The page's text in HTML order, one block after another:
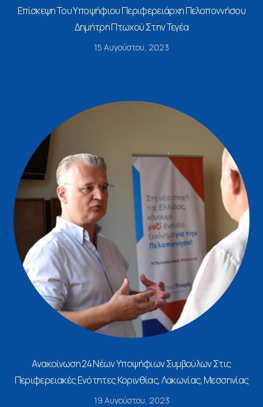
Επίσκεψη Του Υποψήφιου Περιφερειάρχη Πελοποννήσου
Δημήτρη Πτωχού Στην Τεγέα
15 Αυγούστου, 2023
Ανακοίνωση 24 Νέων Υποψήφιων Συμβούλων Στις
Περιφερειακές Ενότητες Κορινθίας, Λακωνίας, Μεσσηνίας
19 Αυγούστου, 2023